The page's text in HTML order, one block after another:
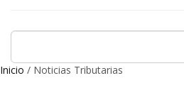
Inicio / Noticias Tributarias